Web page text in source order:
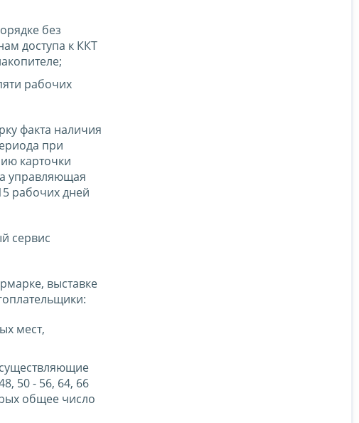
без
доступа к ККТ
рабочих
факта наличия
при
карточки
управляющая
рабочих дней
сервис
выставке
мест,
50 - 56, 64, 66
общее число